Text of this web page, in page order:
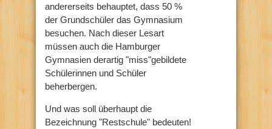
andererseits behauptet, dass 50 %
der Grundschüler das Gymnasium
besuchen. Nach dieser Lesart
müssen auch die Hamburger
Gymnasien derartig "miss"gebildete
Schülerinnen und Schüler
beherbergen.
Und was soll überhaupt die
Bezeichnung "Restschule" bedeuten!